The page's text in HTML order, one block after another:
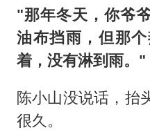
"那年冬天，你爷
油布挡雨，但那
着，没有淋到雨。"
陈小山没说话，抬
很久。